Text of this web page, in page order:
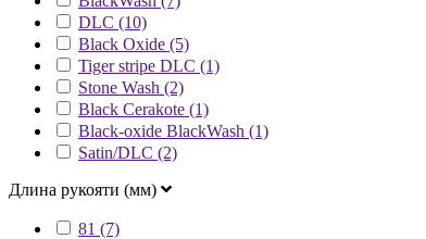
DLC (10)
Black Oxide (5)
Tiger stripe DLC (1)
Stone Wash (2)
Black Cerakote (1)
Black-oxide BlackWash (1)
Satin/DLC (2)
Длина рукояти (мм)
81 (7)